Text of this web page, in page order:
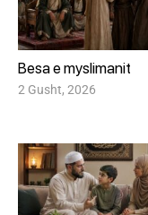
Besa e myslimanit
2 Gusht, 2026